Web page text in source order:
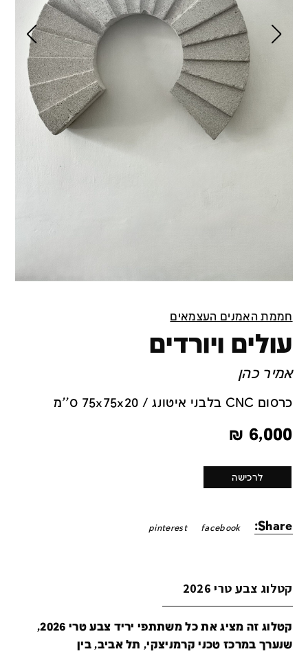
חממת האמנים העצמאים
עולים ויורדים
אמיר כהן
כרסום CNC בלבני איטונג / 75x75x20 ס''מ
6,000
₪
לרכישה
Share:
facebook
pinterest
קטלוג צבע טרי 2026
קטלוג זה מציג את כל משתתפי יריד צבע טרי 2026,
שנערך במרכז טכני קרמניצקי, תל אביב, בין